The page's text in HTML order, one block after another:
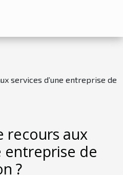
services d’une entreprise de
recours aux
entreprise de
?